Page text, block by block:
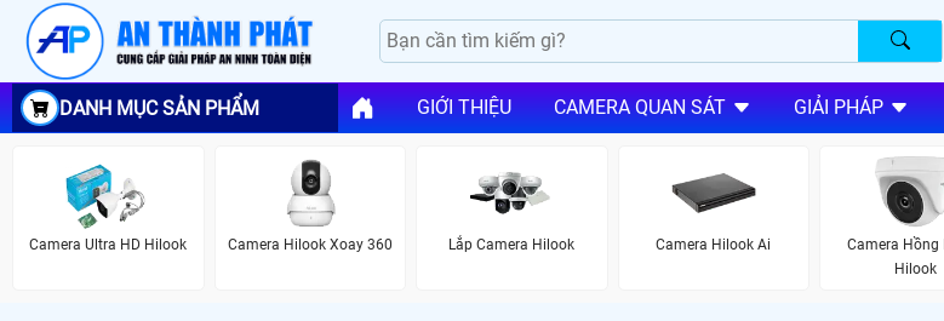
DANH MỤC SẢN PHẨM GIỚI THIỆU CAMERA QUAN SÁT GIẢI PHÁP
Camera Ultra HD Hilook Camera Hilook Xoay 360 Lắp Camera Hilook Camera Hilook Ai
Camera Hồng
Hilook